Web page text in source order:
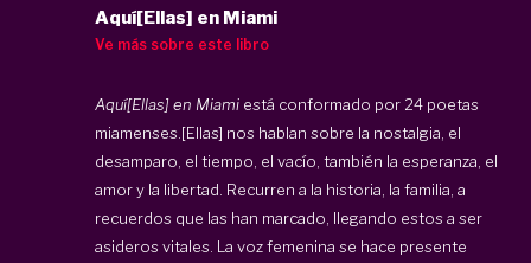
Aquí[Ellas] en Miami
Ve más sobre este libro
Aquí[Ellas] en Miami está conformado por 24 poetas
miamenses.[Ellas] nos hablan sobre la nostalgia, el
desamparo, el tiempo, el vacío, también la esperanza, el
amor y la libertad. Recurren a la historia, la familia, a
recuerdos que las han marcado, llegando estos a ser
asideros vitales. La voz femenina se hace presente